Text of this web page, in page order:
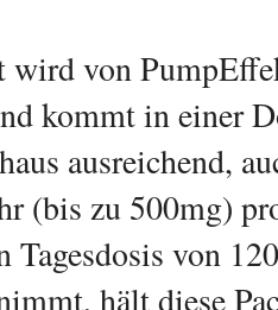
wird von
kommt in einer
ausreichend,
(bis zu 500mg)
Tagesdosis von
hält diese